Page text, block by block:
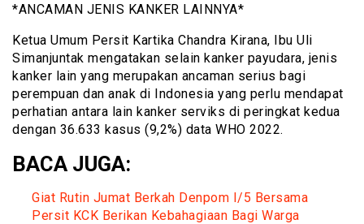
*ANCAMAN JENIS KANKER LAINNYA*
Ketua Umum Persit Kartika Chandra Kirana, Ibu Uli
Simanjuntak mengatakan selain kanker payudara, jenis
kanker lain yang merupakan ancaman serius bagi
perempuan dan anak di Indonesia yang perlu mendapat
perhatian antara lain kanker serviks di peringkat kedua
dengan 36.633 kasus (9,2%) data WHO 2022.
BACA JUGA:
Giat Rutin Jumat Berkah Denpom I/5 Bersama
Persit KCK Berikan Kebahagiaan Bagi Warga